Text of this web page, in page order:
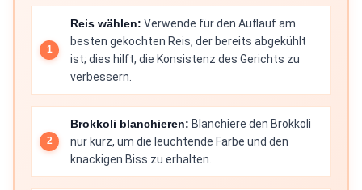
Reis wählen: Verwende für den Auflauf am
besten gekochten Reis, der bereits abgekühlt
ist; dies hilft, die Konsistenz des Gerichts zu
verbessern.
Brokkoli blanchieren: Blanchiere den Brokkoli
nur kurz, um die leuchtende Farbe und den
knackigen Biss zu erhalten.